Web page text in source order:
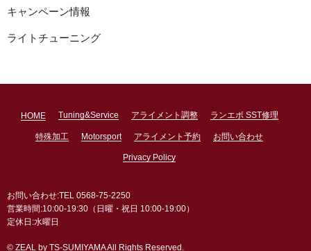
キャンペーン情報
ライトチューニング
HOME Tuning&Service アライメント調整 ランエボ SST修理
特殊加工 Motorsport アライメント予約 お問い合わせ
Privacy Policy
お問い合わせ:TEL 0568-75-2250
営業時間:10:00-19:30（日曜・祝日 10:00-19:00）
定休日:水曜日
© ZEAL by TS-SUMIYAMA All Rights Reserved.